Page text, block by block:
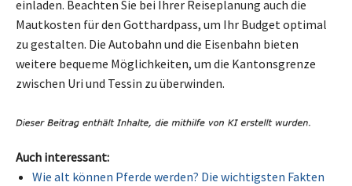
einladen. Beachten Sie bei Ihrer Reiseplanung auch die
Mautkosten für den Gotthardpass, um Ihr Budget optimal
zu gestalten. Die Autobahn und die Eisenbahn bieten
weitere bequeme Möglichkeiten, um die Kantonsgrenze
zwischen Uri und Tessin zu überwinden.
Auch interessant:
Wie alt können Pferde werden? Die wichtigsten Fakten